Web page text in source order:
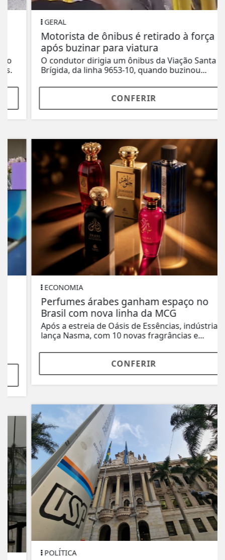
GERAL
Motorista de ônibus é retirado à força
após buzinar para viatura
O condutor dirigia um ônibus da Viação Santa
Brígida, da linha 9653-10, quando buzinou...
CONFERIR
ECONOMIA
Perfumes árabes ganham espaço no
Brasil com nova linha da MCG
Após a estreia de Oásis de Essências, indústria
lança Nasma, com 10 novas fragrâncias e...
CONFERIR
POLÍTICA